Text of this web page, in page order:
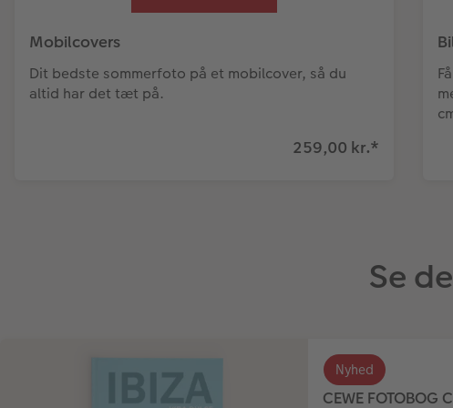
Mobilcovers
Dit bedste sommerfoto på et mobilcover, så du
altid har det tæt på.
259,00 kr.*
Se
CEWE FOTOBOG
Nyhed